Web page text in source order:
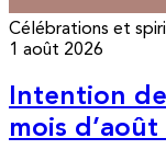
Célébrations et
1 août 2026
Intention
mois d’août